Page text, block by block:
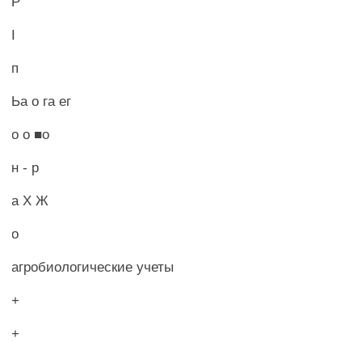
I
п
Ьа о га ег
о о ■о
н - р
а X Ж
о
агробиологические учеты
+
+